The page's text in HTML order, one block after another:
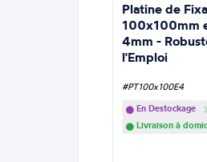
Platine de
100x100mm
4mm -
l'Emploi
#PT100x100E4
En Destockage
Livraison à